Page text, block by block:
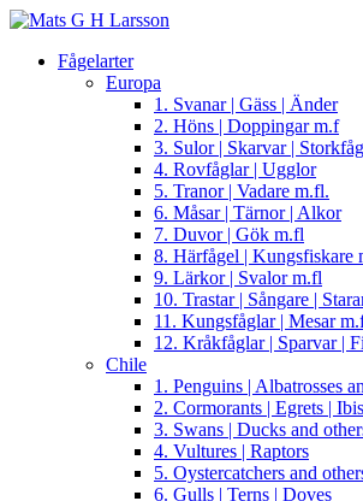
Fågelarter
Europa
1. Svanar | Gäss | Änder
2. Höns | Doppingar m.f
3. Sulor | Skarvar |
4. Rovfåglar | Ugglor
5. Tranor | Vadare m.fl.
6. Måsar | Tärnor | Alkor
7. Duvor | Gök m.fl
8. Härfågel | Kungsfiskare
9. Lärkor | Svalor m.fl
10. Trastar | Sångare |
11. Kungsfåglar | Mesar
12. Kråkfåglar | Sparvar |
Chile
1. Penguins | Albatrosses
2. Cormorants | Egrets |
3. Swans | Ducks and
4. Vultures | Raptors
5. Oystercatchers and
6. Gulls | Terns | Doves